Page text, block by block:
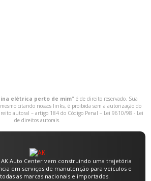
elétrica perto de mim" é de direito reservado. Sua
citando nossos links, é proibida sem a autorização do
autoral – artigo 184 do Código Penal – Lei 9610/98 - Lei
de direitos autorais.
AK Auto Center vem construindo uma trajetória
em serviços de manutenção para veículos e
as marcas nacionais e importados.